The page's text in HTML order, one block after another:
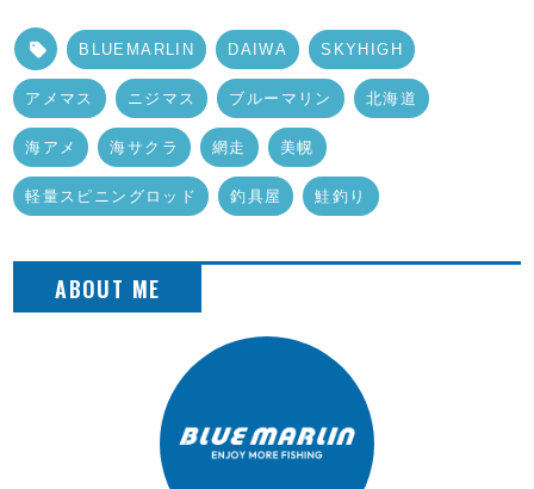
BLUEMARLIN DAIWA SKYHIGH
アメマス ニジマス ブルーマリン 北海道
海アメ 海サクラ 網走 美幌
軽量スピニングロッド 釣具屋 鮭釣り